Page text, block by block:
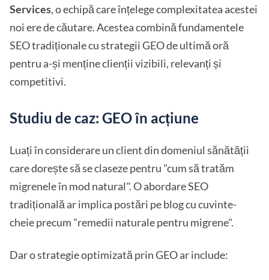
Services, o echipă care înțelege complexitatea acestei
noi ere de căutare. Acestea combină fundamentele
SEO tradiționale cu strategii GEO de ultimă oră
pentru a-și menține clienții vizibili, relevanți și
competitivi.
Studiu de caz: GEO în acțiune
Luați în considerare un client din domeniul sănătății
care dorește să se claseze pentru "cum să tratăm
migrenele în mod natural". O abordare SEO
tradițională ar implica postări pe blog cu cuvinte-
cheie precum "remedii naturale pentru migrene".
Dar o strategie optimizată prin GEO ar include: